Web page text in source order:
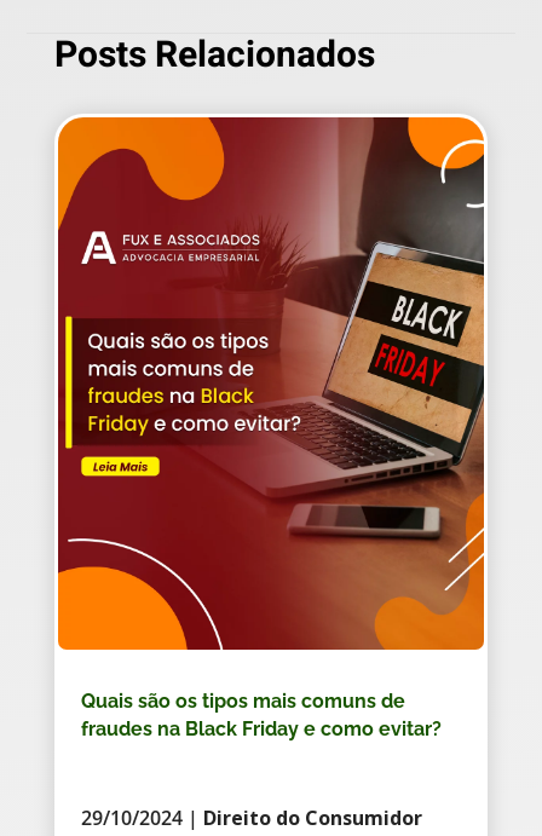
Posts Relacionados
Quais são os tipos mais comuns de
fraudes na Black Friday e como evitar?
29/10/2024| Direito do Consumidor